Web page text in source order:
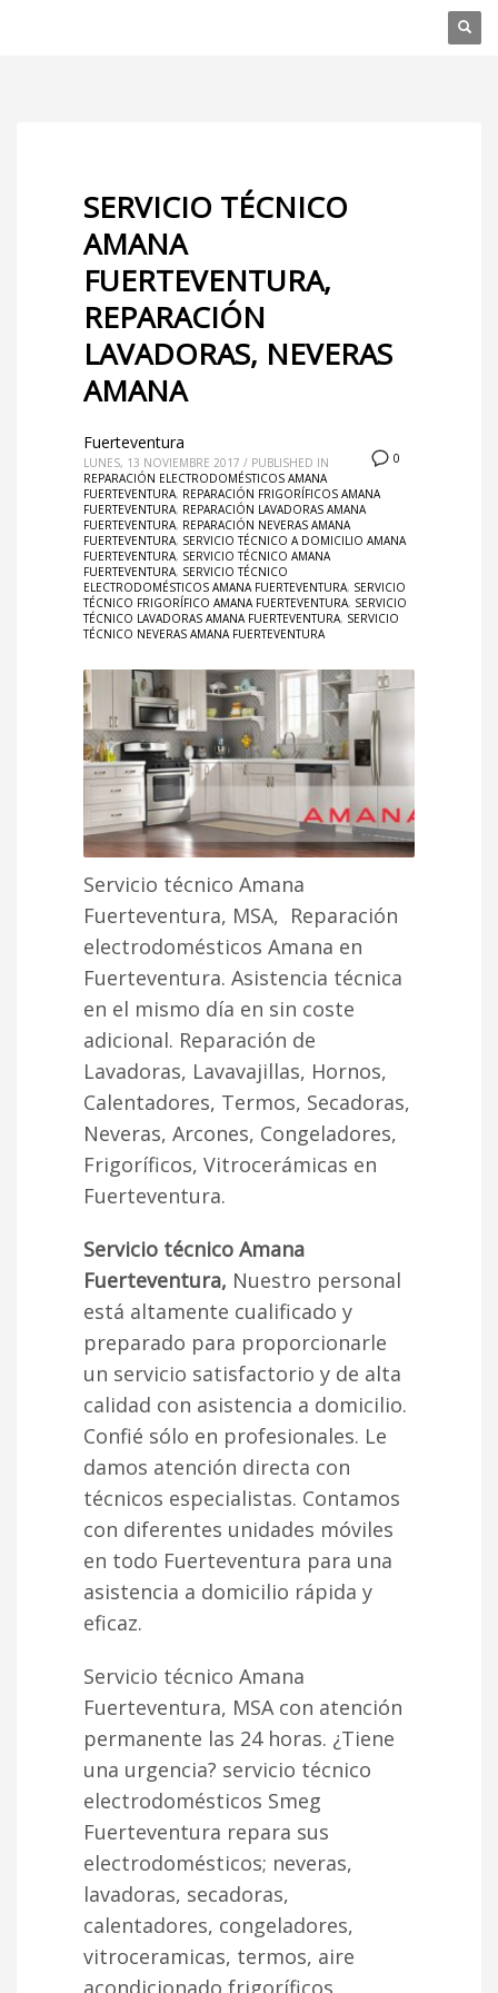
SERVICIO TÉCNICO
AMANA
FUERTEVENTURA,
REPARACIÓN
LAVADORAS, NEVERAS
AMANA
0
Fuerteventura
LUNES, 13 NOVIEMBRE 2017 / PUBLISHED IN
REPARACIÓN ELECTRODOMÉSTICOS AMANA
FUERTEVENTURA, REPARACIÓN FRIGORÍFICOS AMANA
FUERTEVENTURA, REPARACIÓN LAVADORAS AMANA
FUERTEVENTURA, REPARACIÓN NEVERAS AMANA
FUERTEVENTURA, SERVICIO TÉCNICO A DOMICILIO AMANA
FUERTEVENTURA, SERVICIO TÉCNICO AMANA
FUERTEVENTURA, SERVICIO TÉCNICO
ELECTRODOMÉSTICOS AMANA FUERTEVENTURA, SERVICIO
TÉCNICO FRIGORÍFICO AMANA FUERTEVENTURA, SERVICIO
TÉCNICO LAVADORAS AMANA FUERTEVENTURA, SERVICIO
TÉCNICO NEVERAS AMANA FUERTEVENTURA
Servicio técnico Amana
Fuerteventura, MSA, Reparación
electrodomésticos Amana en
Fuerteventura. Asistencia técnica
en el mismo día en sin coste
adicional. Reparación de
Lavadoras, Lavavajillas, Hornos,
Calentadores, Termos, Secadoras,
Neveras, Arcones, Congeladores,
Frigoríficos, Vitrocerámicas en
Fuerteventura.
Servicio técnico Amana
Fuerteventura, Nuestro personal
está altamente cualificado y
preparado para proporcionarle
un servicio satisfactorio y de alta
calidad con asistencia a domicilio.
Confié sólo en profesionales. Le
damos atención directa con
técnicos especialistas. Contamos
con diferentes unidades móviles
en todo Fuerteventura para una
asistencia a domicilio rápida y
eficaz.
Servicio técnico Amana
Fuerteventura, MSA con atención
permanente las 24 horas. ¿Tiene
una urgencia? servicio técnico
electrodomésticos Smeg
Fuerteventura repara sus
electrodomésticos; neveras,
lavadoras, secadoras,
calentadores, congeladores,
vitroceramicas, termos, aire
acondicionado frigoríficos,